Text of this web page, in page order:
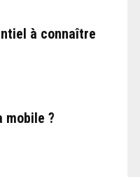
à connaître
mobile ?